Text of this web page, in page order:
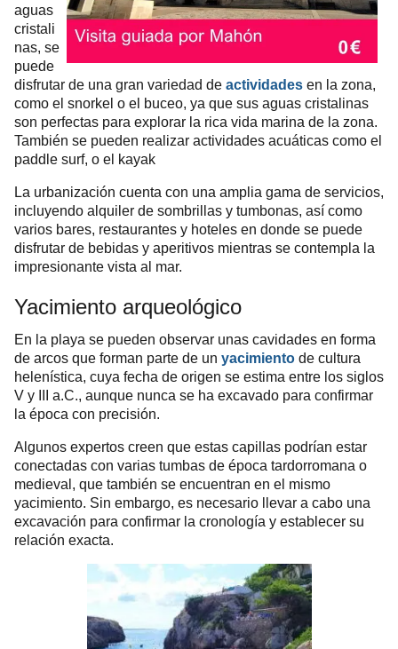
aguas
cristali
nas, se
puede
disfrutar de una gran variedad de actividades en la zona,
como el snorkel o el buceo, ya que sus aguas cristalinas
son perfectas para explorar la rica vida marina de la zona.
También se pueden realizar actividades acuáticas como el
paddle surf, o el kayak
La urbanización cuenta con una amplia gama de servicios,
incluyendo alquiler de sombrillas y tumbonas, así como
varios bares, restaurantes y hoteles en donde se puede
disfrutar de bebidas y aperitivos mientras se contempla la
impresionante vista al mar.
Yacimiento arqueológico
En la playa se pueden observar unas cavidades en forma
de arcos que forman parte de un yacimiento de cultura
helenística, cuya fecha de origen se estima entre los siglos
V y III a.C., aunque nunca se ha excavado para confirmar
la época con precisión.
Algunos expertos creen que estas capillas podrían estar
conectadas con varias tumbas de época tardorromana o
medieval, que también se encuentran en el mismo
yacimiento. Sin embargo, es necesario llevar a cabo una
excavación para confirmar la cronología y establecer su
relación exacta.